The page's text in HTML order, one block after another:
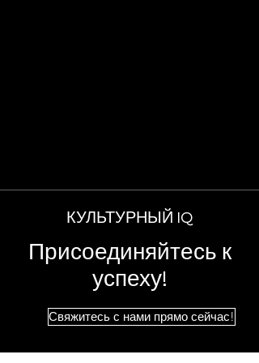
КУЛЬТУРНЫЙ IQ
Присоединяйтесь к
успеху!
Свяжитесь с нами прямо сейчас!